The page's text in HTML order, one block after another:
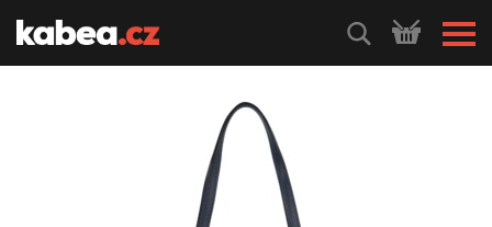
HLEDEJ